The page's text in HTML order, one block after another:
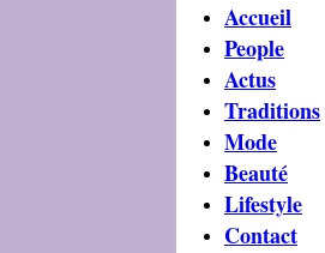
Accueil
People
Actus
Traditions
Mode
Beauté
Lifestyle
Contact